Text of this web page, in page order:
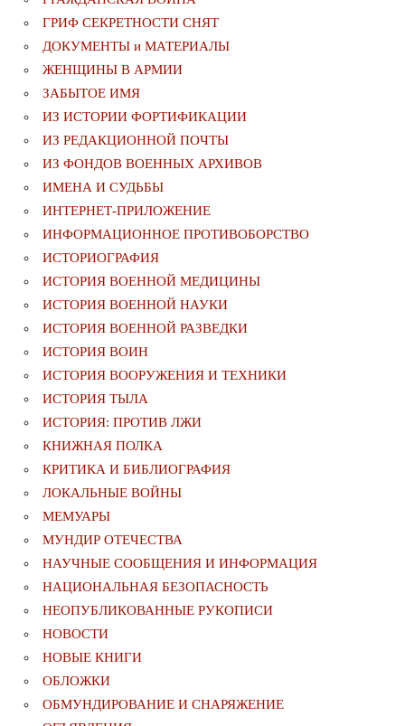
ГРИФ СЕКРЕТНОСТИ СНЯТ
ДОКУМЕНТЫ и МАТЕРИАЛЫ
ЖЕНЩИНЫ В АРМИИ
ЗАБЫТОЕ ИМЯ
ИЗ ИСТОРИИ ФОРТИФИКАЦИИ
ИЗ РЕДАКЦИОННОЙ ПОЧТЫ
ИЗ ФОНДОВ ВОЕННЫХ АРХИВОВ
ИМЕНА И СУДЬБЫ
ИНТЕРНЕТ-ПРИЛОЖЕНИЕ
ИНФОРМАЦИОННОЕ ПРОТИВОБОРСТВО
ИСТОРИОГРАФИЯ
ИСТОРИЯ ВОЕННОЙ МЕДИЦИНЫ
ИСТОРИЯ ВОЕННОЙ НАУКИ
ИСТОРИЯ ВОЕННОЙ РАЗВЕДКИ
ИСТОРИЯ ВОИН
ИСТОРИЯ ВООРУЖЕНИЯ И ТЕХНИКИ
ИСТОРИЯ ТЫЛА
ИСТОРИЯ: ПРОТИВ ЛЖИ
КНИЖНАЯ ПОЛКА
КРИТИКА И БИБЛИОГРАФИЯ
ЛОКАЛЬНЫЕ ВОЙНЫ
МЕМУАРЫ
МУНДИР ОТЕЧЕСТВА
НАУЧНЫЕ СООБЩЕНИЯ И ИНФОРМАЦИЯ
НАЦИОНАЛЬНАЯ БЕЗОПАСНОСТЬ
НЕОПУБЛИКОВАННЫЕ РУКОПИСИ
НОВОСТИ
НОВЫЕ КНИГИ
ОБЛОЖКИ
ОБМУНДИРОВАНИЕ И СНАРЯЖЕНИЕ